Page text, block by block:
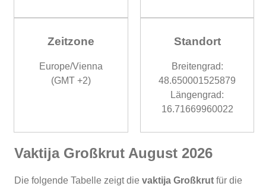
Zeitzone
Europe/Vienna
(GMT +2)
Standort
Breitengrad:
48.650001525879
Längengrad:
16.71669960022
Vaktija Großkrut August 2026
Die folgende Tabelle zeigt die vaktija Großkrut für die